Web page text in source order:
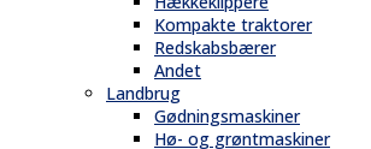
Kompakte traktorer
Redskabsbærer
Andet
Landbrug
Gødningsmaskiner
Hø- og grøntmaskiner